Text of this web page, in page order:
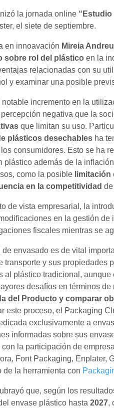
la jornada online “Estudio
el siete de septiembre.
en innoavación Mireia
sobre rol del plástico en la
relacionadas con su
y examinar una posible
incremento en la
negativa que la
que limitan su uso.
plásticos desechables ha
consumidores. Esto se ha
plástico además de la
como la posible limitación
en la competitividad
de vista empresarial, la
en la gestión
fiscales mientras se
envasado es de vital
transporte y sus propiedades
al plástico tradicional,
desafíos en términos
del Producto y comparar
este proceso, el Packaging
exclusivamente a
informadas sobre sus
la participación de
Font Packaging, Enplater,
de la herramienta con
que, según los
envase plástico hasta2027,